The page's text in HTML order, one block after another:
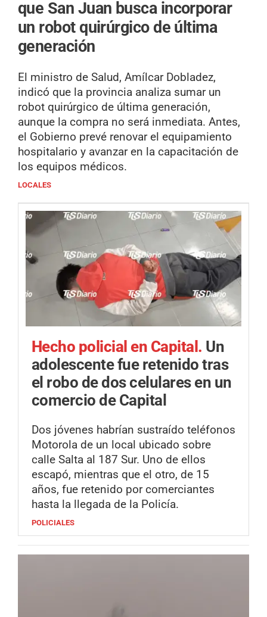
que San Juan busca incorporar
un robot quirúrgico de última
generación
El ministro de Salud, Amílcar Dobladez,
indicó que la provincia analiza sumar un
robot quirúrgico de última generación,
aunque la compra no será inmediata. Antes,
el Gobierno prevé renovar el equipamiento
hospitalario y avanzar en la capacitación de
los equipos médicos.
LOCALES
Hecho policial en Capital. Un
adolescente fue retenido tras
el robo de dos celulares en un
comercio de Capital
Dos jóvenes habrían sustraído teléfonos
Motorola de un local ubicado sobre
calle Salta al 187 Sur. Uno de ellos
escapó, mientras que el otro, de 15
años, fue retenido por comerciantes
hasta la llegada de la Policía.
POLICIALES